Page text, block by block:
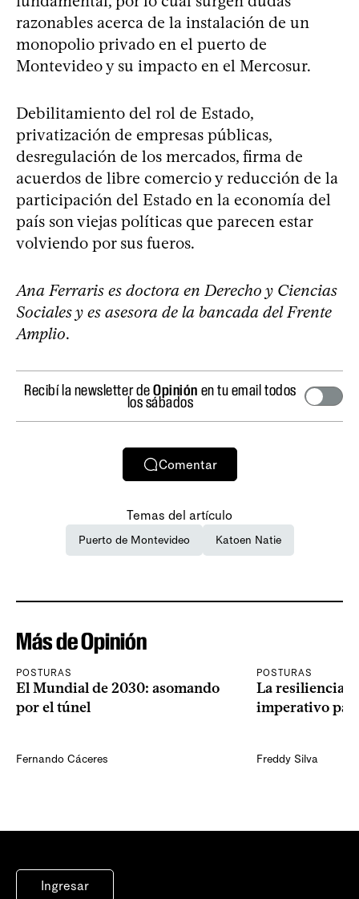
razonables acerca de la instalación de un
monopolio privado en el puerto de
Montevideo y su impacto en el Mercosur.
Debilitamiento del rol de Estado,
privatización de empresas públicas,
desregulación de los mercados, firma de
acuerdos de libre comercio y reducción de la
participación del Estado en la economía del
país son viejas políticas que parecen estar
volviendo por sus fueros.
Ana Ferraris es doctora en Derecho y Ciencias
Sociales y es asesora de la bancada del Frente
Amplio.
Recibí la newsletter deOpinión en tu email todos
los sábados
Comentar
Temas del artículo
Puerto de Montevideo Katoen Natie
Más de Opinión
POSTURAS
El Mundial de 2030: asomando
por el túnel
Fernando Cáceres
POSTURAS
La resiliencia
imperativo
Freddy Silva
Ingresar